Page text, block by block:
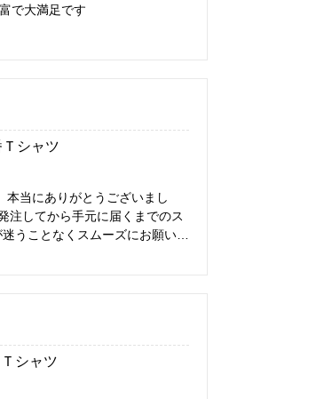
で大満足です
Ｔシャツ
本当にありがとうございまし
しくお
シャツ